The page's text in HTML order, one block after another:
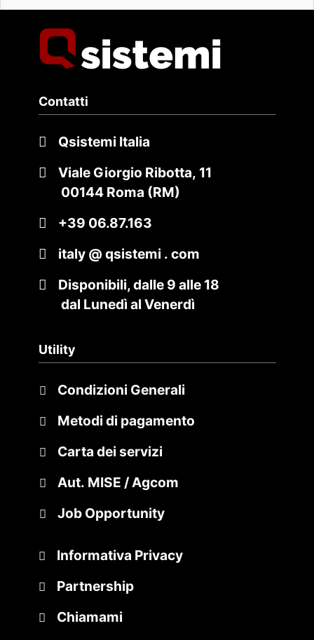
Contatti
Qsistemi Italia
Viale Giorgio Ribotta, 11
00144 Roma (RM)
+39 06.87.163
italy @ qsistemi . com
Disponibili, dalle 9 alle 18
dal Lunedì al Venerdì
Utility
Condizioni Generali
Metodi di pagamento
Carta dei servizi
Aut. MISE / Agcom
Job Opportunity
Informativa Privacy
Partnership
Chiamami